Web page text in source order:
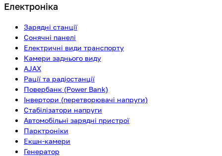
Електроніка
Зарядні станції
Сонячні панелі
Електричні види транспорту
Камери заднього виду
AJAX
Рації та радіостанції
Повербанк (Power Bank)
Інвертори (перетворювачі напруги)
Стабілізатори напруги
Автомобільні зарядні пристрої
Парктроніки
Екшн-камери
Генератор